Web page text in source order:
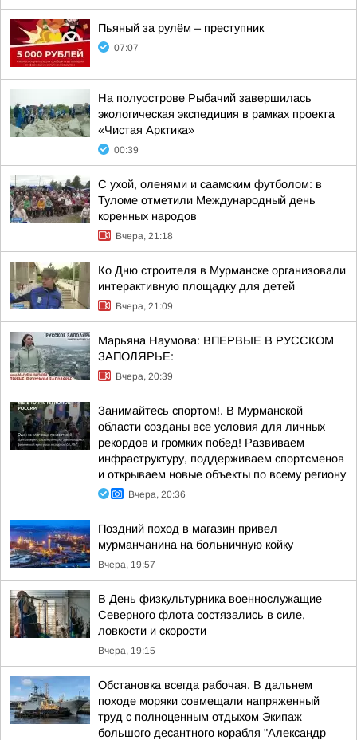
Пьяный за рулём – преступник
07:07
На полуострове Рыбачий завершилась
экологическая экспедиция в рамках проекта
«Чистая Арктика»
00:39
С ухой, оленями и саамским футболом: в
Туломе отметили Международный день
коренных народов
Вчера, 21:18
Ко Дню строителя в Мурманске организовали
интерактивную площадку для детей
Вчера, 21:09
Марьяна Наумова: ВПЕРВЫЕ В РУССКОМ
ЗАПОЛЯРЬЕ:
Вчера, 20:39
Занимайтесь спортом!. В Мурманской
области созданы все условия для личных
рекордов и громких побед! Развиваем
инфраструктуру, поддерживаем спортсменов
и открываем новые объекты по всему региону
Вчера, 20:36
Поздний поход в магазин привел
мурманчанина на больничную койку
Вчера, 19:57
В День физкультурника военнослужащие
Северного флота состязались в силе,
ловкости и скорости
Вчера, 19:15
Обстановка всегда рабочая. В дальнем
походе моряки совмещали напряженный
труд с полноценным отдыхом Экипаж
большого десантного корабля "Александр